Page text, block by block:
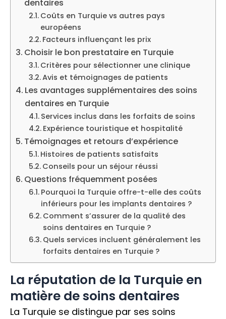
dentaires
Coûts en Turquie vs autres pays
européens
Facteurs influençant les prix
Choisir le bon prestataire en Turquie
Critères pour sélectionner une clinique
Avis et témoignages de patients
Les avantages supplémentaires des soins
dentaires en Turquie
Services inclus dans les forfaits de soins
Expérience touristique et hospitalité
Témoignages et retours d’expérience
Histoires de patients satisfaits
Conseils pour un séjour réussi
Questions fréquemment posées
Pourquoi la Turquie offre-t-elle des coûts
inférieurs pour les implants dentaires ?
Comment s’assurer de la qualité des
soins dentaires en Turquie ?
Quels services incluent généralement les
forfaits dentaires en Turquie ?
La réputation de la Turquie en
matière de soins dentaires
La Turquie se distingue par ses soins